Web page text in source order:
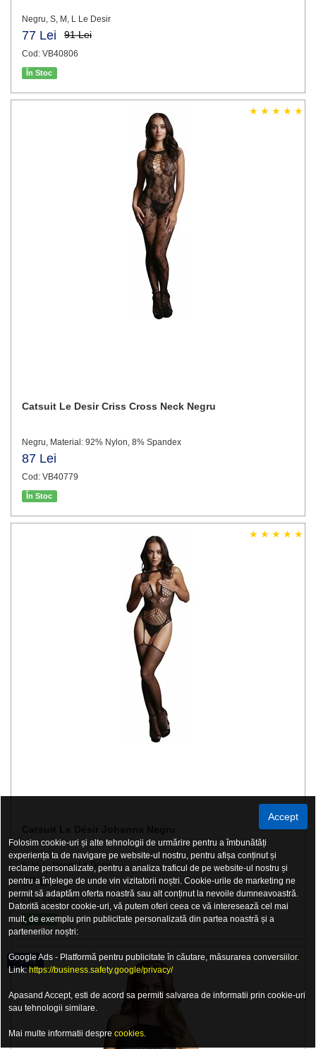
Negru, S, M, L Le Desir
77 Lei 91 Lei
Cod: VB40806
În Stoc
Catsuit Le Desir Criss Cross Neck Negru
Negru, Material: 92% Nylon, 8% Spandex
87 Lei
Cod: VB40779
În Stoc
S, M, L, Negru Le Desir
77 Lei
Cod: VB40785
În Stoc
- 37%
Accept
Folosim cookie-uri și alte tehnologii de urmărire pentru a îmbunătăți
experiența ta de navigare pe website-ul nostru, pentru afișa conținut și
reclame personalizate, pentru a analiza traficul de pe website-ul nostru și
pentru a înțelege de unde vin vizitatorii noștri. Cookie-urile de marketing ne
permit să adaptăm oferta noastră sau alt conținut la nevoile dumneavoastră.
Datorită acestor cookie-uri, vă putem oferi ceea ce vă interesează cel mai
mult, de exemplu prin publicitate personalizată din partea noastră și a
partenerilor noștri:
Google Ads - Platformă pentru publicitate în căutare, măsurarea conversiilor.
Link:https://business.safety.google/privacy/
Apasand Accept, esti de acord sa permiti salvarea de informatii prin cookie-uri
sau tehnologii similare.
Mai multe informatii despre cookies.